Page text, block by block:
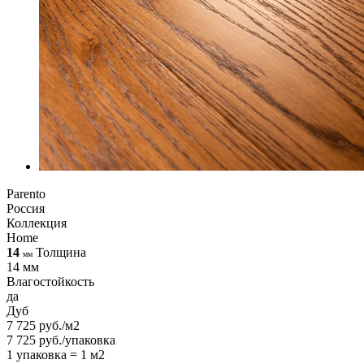
Parento
Россия
Коллекция
Home
14 мм Толщина
14 мм
Влагостойкость
да
Дуб
7 725 руб./м2
7 725 руб./упаковка
1 упаковка = 1 м2